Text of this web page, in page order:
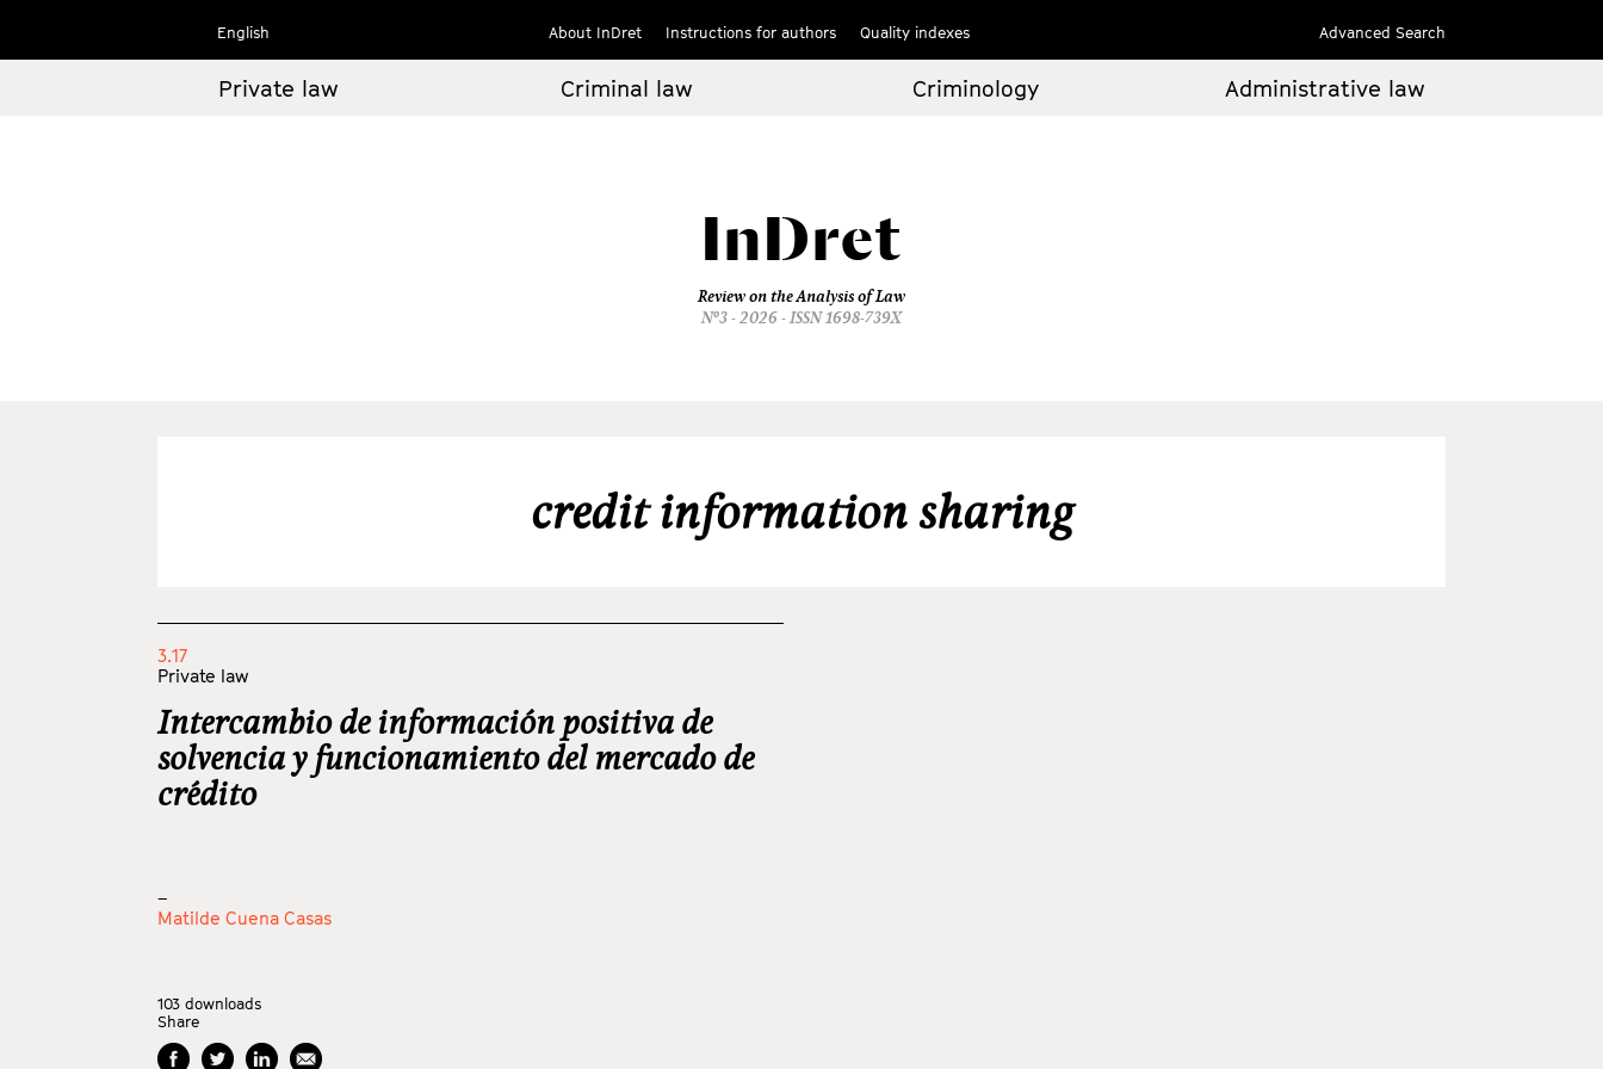
contenido
English About InDret Instructions for authors Quality indexes Advanced Search
Private law Criminal law Criminology Administrative law
InDret
Review on the Analysis of Law
Nº3 - 2026 - ISSN 1698-739X
credit information sharing
3.17
Private law
Intercambio de información positiva de
solvencia y funcionamiento del mercado de
crédito
_
Matilde Cuena Casas
103 downloads
Share